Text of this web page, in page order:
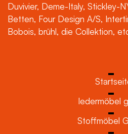
Duvivier, Deme-Italy, Stickley-
Betten, Four Design A/S,
Bobois, brühl, die Collektion,
ledermöbel
Stoffmöbel